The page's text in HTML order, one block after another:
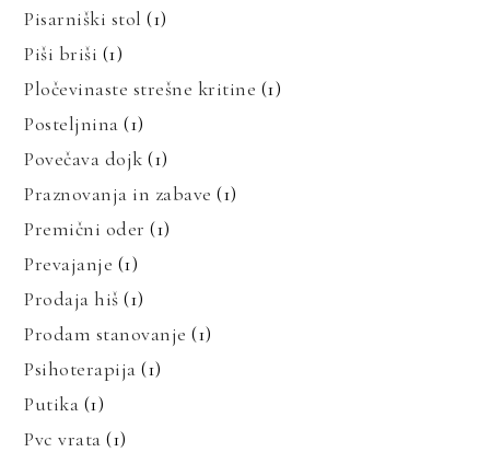
Pisarniški stol (1)
Piši briši (1)
Pločevinaste strešne kritine (1)
Posteljnina (1)
Povečava dojk (1)
Praznovanja in zabave (1)
Premični oder (1)
Prevajanje (1)
Prodaja hiš (1)
Prodam stanovanje (1)
Psihoterapija (1)
Putika (1)
Pvc vrata (1)